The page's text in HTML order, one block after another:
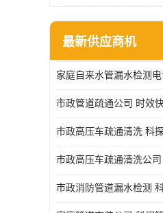
最新供应商机
市政管道疏通公司 时效